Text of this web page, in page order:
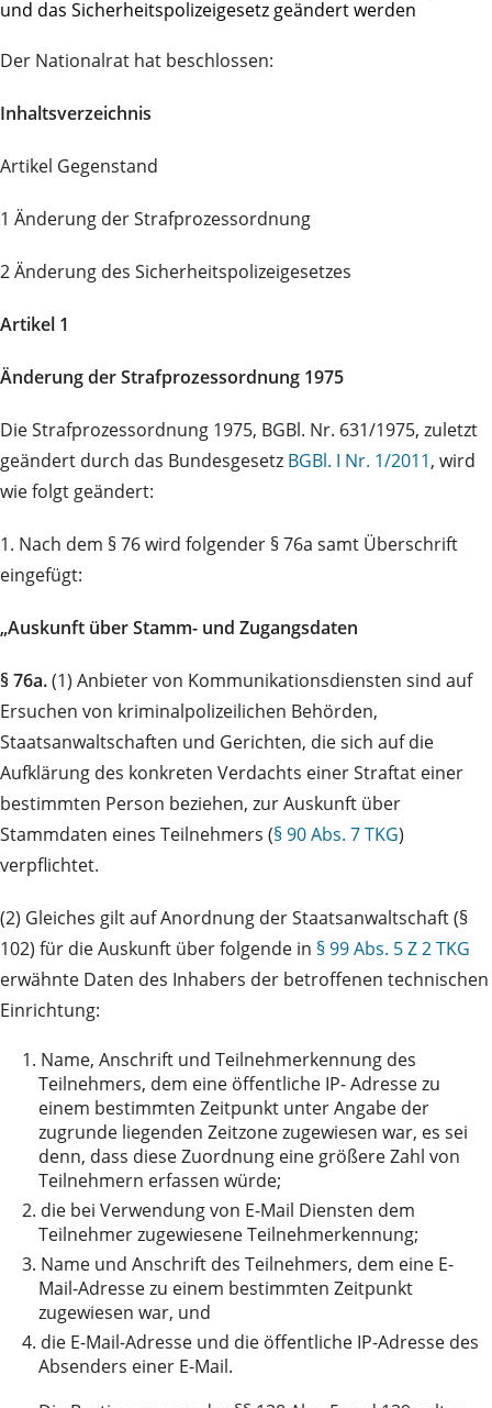
und das Sicherheitspolizeigesetz geändert werden
Der Nationalrat hat beschlossen:
Inhaltsverzeichnis
Artikel Gegenstand
1 Änderung der Strafprozessordnung
2 Änderung des Sicherheitspolizeigesetzes
Artikel 1
Änderung der Strafprozessordnung 1975
Die Strafprozessordnung 1975, BGBl. Nr. 631/1975, zuletzt
geändert durch das Bundesgesetz BGBl. I Nr. 1/2011, wird
wie folgt geändert:
1. Nach dem § 76 wird folgender § 76a samt Überschrift
eingefügt:
„Auskunft über Stamm- und Zugangsdaten
§ 76a.(1) Anbieter von Kommunikationsdiensten sind auf
Ersuchen von kriminalpolizeilichen Behörden,
Staatsanwaltschaften und Gerichten, die sich auf die
Aufklärung des konkreten Verdachts einer Straftat einer
bestimmten Person beziehen, zur Auskunft über
Stammdaten eines Teilnehmers (§ 90 Abs. 7 TKG)
verpflichtet.
(2) Gleiches gilt auf Anordnung der Staatsanwaltschaft (§
102) für die Auskunft über folgende in § 99 Abs. 5 Z 2 TKG
erwähnte Daten des Inhabers der betroffenen technischen
Einrichtung:
1. Name, Anschrift und Teilnehmerkennung des
Teilnehmers, dem eine öffentliche IP- Adresse zu
einem bestimmten Zeitpunkt unter Angabe der
zugrunde liegenden Zeitzone zugewiesen war, es sei
denn, dass diese Zuordnung eine größere Zahl von
Teilnehmern erfassen würde;
2. die bei Verwendung von E-Mail Diensten dem
Teilnehmer zugewiesene Teilnehmerkennung;
3. Name und Anschrift des Teilnehmers, dem eine E-
Mail-Adresse zu einem bestimmten Zeitpunkt
zugewiesen war, und
4. die E-Mail-Adresse und die öffentliche IP-Adresse des
Absenders einer E-Mail.